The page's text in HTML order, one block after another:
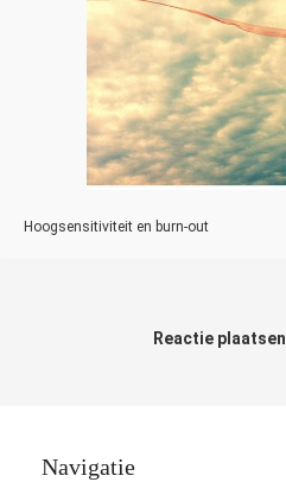
Hoogsensitiviteit en burn-out
Reactie plaatsen
Navigatie